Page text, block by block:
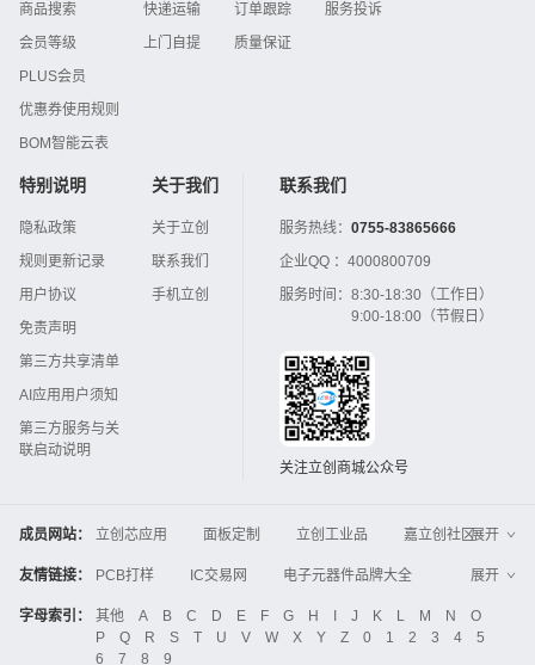
商品搜索
会员等级
PLUS会员
优惠券使用规则
BOM智能云表
快递运输
上门自提
订单跟踪
质量保证
服务投诉
特别说明
隐私政策
规则更新记录
用户协议
免责声明
第三方共享清单
AI应用用户须知
第三方服务与关
联启动说明
关于我们
关于立创
联系我们
手机立创
联系我们
服务热线： 0755-83865666
企业QQ ： 4000800709
服务时间： 8:30-18:30（工作日）
9:00-18:00（节假日）
关注立创商城公众号
成员网站： 立创芯应用 面板定制 立创工业品
嘉立创社区
3D打印
嘉立创FPC 嘉立创PCB
嘉立创FA
Global Website LCSC
ZXHPCB
展开
友情链接： PCB打样 IC交易网
电子元器件品牌大全
中国IC网
智能电网 机电设备
电子工程网
晶振
电子技术应用 21icsearch 电子展
展开
字母索引： 其他 A B C D E F G H J K L M N
O
P
Q R S T U V W X Y Z 0 1 2 3 4
5
6
7 8 9